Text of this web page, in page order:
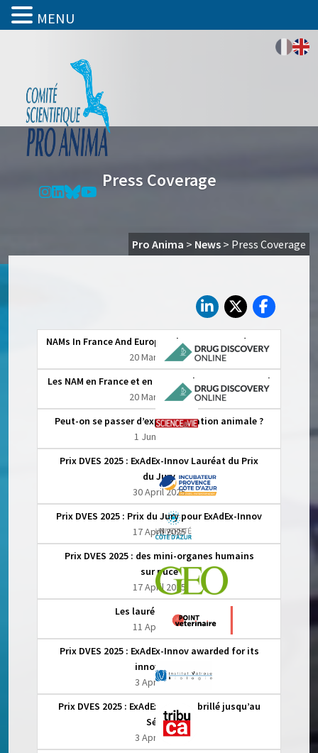
Press Coverage
Pro Anima > News > Press Coverage
NAMs In France And Europe: The Current Landscape
20 March 2026
Les NAM en France et en Europe : le paysage actuel
20 March 2026
Peut-on se passer d’expérimentation animale ?
1 June 2025
Prix DVES 2025 : ExAdEx-Innov Lauréat du Prix
du Jury
30 April 2025
Prix DVES 2025 : Prix du Jury pour ExAdEx-Innov
17 April 2025
Prix DVES 2025 : des mini-organes humains
sur puce
17 April 2025
Les lauréat(e)s 2025
11 April 2025
Prix DVES 2025 : ExAdEx-Innov awarded for its
innovation
3 April 2025
Prix DVES 2025 : ExAdEx-Innov a brillé jusqu’au
Sénat
3 April 2025
MENU